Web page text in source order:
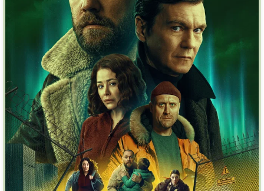
Новогодние
Основанное нареальных
Параллельные миры
ПереводГоблина ПереводКубик в Кубе
ПереводКураж-Бамбей Пеплум
Подростковаяжестокость Постапокалипсис
Призраки Про акул
Про апокалипсис Про богатых
Про богов Про вампиров
Про ведьм Про викингов